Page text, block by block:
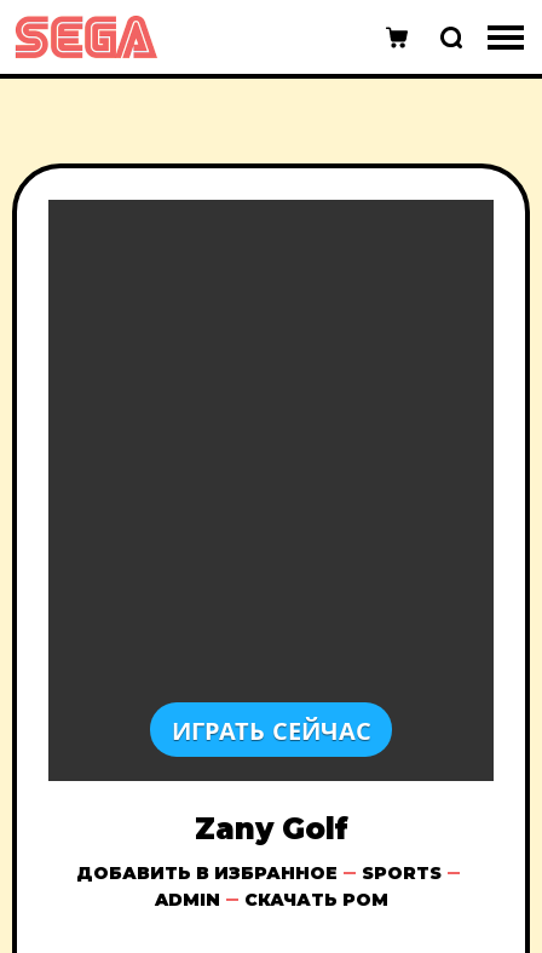
ИГРАТЬ СЕЙЧАС
Zany Golf
ДОБАВИТЬ В ИЗБРАННОЕ
SPORTS
ADMIN
СКАЧАТЬ РОМ